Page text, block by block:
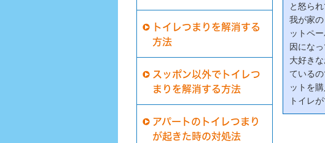
トイレつまりを解消する
方法
スッポン以外でトイレつ
まりを解消する方法
アパートのトイレつまり
が起きた時の対処法
と怒られ
我が家
ットペ
因になっ
大好き
ている
ットを
トイレ